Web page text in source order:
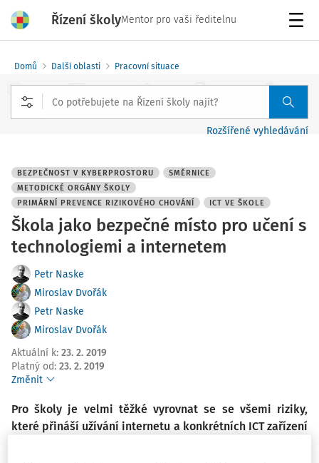
Řízení školyMentor pro vaši ředitelnu
Domů Další oblasti Pracovní situace
Rozšířené vyhledávání
BEZPEČNOST V KYBERPROSTORU
SMĚRNICE
METODICKÉ ORGÁNY ŠKOLY
PRIMÁRNÍ PREVENCE RIZIKOVÉHO CHOVÁNÍ
ICT VE ŠKOLE
Škola jako bezpečné místo pro učení s
technologiemi a internetem
Petr Naske
Miroslav Dvořák
Petr Naske
Miroslav Dvořák
Aktuální k: 23. 2. 2019
Platný od: 23. 2. 2019
Změnit
Pro školy je velmi těžké vyrovnat se se všemi riziky,
které přináší užívání internetu a konkrétních ICT zařízení